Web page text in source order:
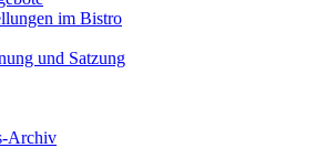
im Bistro
und Satzung
Archiv